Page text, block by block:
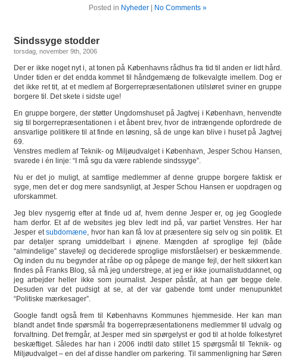
Posted in Nyheder No Comments »
Sindssyge stodder
torsdag, november 9th, 2006
Der er ikke noget nyt i, at tonen på Københavns rådhus fra tid til anden er lidt hård.
Under tiden er det endda kommet til håndgemæng de folkevalgte imellem. Dog er
det ikke ret tit, at et medlem af Borgerrepræsentationen utilsløret sviner en gruppe
borgere til. Det skete i sidste uge!
En gruppe borgere, der støtter Ungdomshuset på Jagtvej i København, henvendte
sig til borgerrepræsentationen i et åbent brev, hvor de intrængende opfordrede de
ansvarlige politikere til at finde en løsning, så de unge kan blive i huset på Jagtvej
69.
Venstres medlem af Teknik- og Miljøudvalget i København, Jesper Schou Hansen,
svarede i én linje: “I må sgu da være rablende sindssyge”.
Nu er det jo muligt, at samtlige medlemmer af denne gruppe borgere faktisk er
syge, men det er dog mere sandsynligt, at Jesper Schou Hansen er uopdragen og
uforskammet.
Jeg blev nysgerrig efter at finde ud af, hvem denne Jesper er, og jeg Googlede
ham derfor. Et af de websites jeg blev ledt ind på, var partiet Venstres. Her har
Jesper etsubdomæne, hvor han kan få lov at præsentere sig selv og sin politik. Et
par detaljer sprang umiddelbart i øjnene. Mængden af sproglige fejl (både
“almindelige” stavefejl og deciderede sproglige misforståelser) er beskæmmende.
Og inden du nu begynder at råbe op og påpege de mange fejl, der helt sikkert kan
findes på Franks Blog, så må jeg understrege, at jeg er ikke journalistuddannet, og
jeg arbejder heller ikke som journalist. Jesper påstår, at han gør begge dele.
Desuden var det pudsigt at se, at der var gabende tomt under menupunktet
“Politiske mærkesager”.
Google fandt også frem til Københavns Kommunes hjemmeside. Her kan man
blandt andet finde spørsmål fra bogerrepræsentationens medlemmer til udvalg og
forvaltning. Det fremgår, at Jesper med sin spørgelyst er god til at holde folkestyret
beskæftiget. Således har han i 2006 indtil dato stillet 15 spørgsmål til Teknik- og
Miljøudvalget – en del af disse handler om parkering. Til sammenligning har Søren